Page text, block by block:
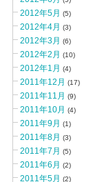
2012年5月 (5)
2012年4月 (3)
2012年3月 (6)
2012年2月 (10)
2012年1月 (4)
2011年12月 (17)
2011年11月 (9)
2011年10月 (4)
2011年9月 (1)
2011年8月 (3)
2011年7月 (5)
2011年6月 (2)
2011年5月 (2)